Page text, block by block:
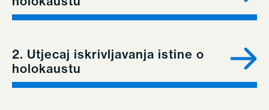
2. Utjecaj iskrivljavanja istine o
holokaustu